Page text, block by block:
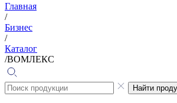
Главная
/
Бизнес
/
Каталог
/ВОМЛЕКС
Найти